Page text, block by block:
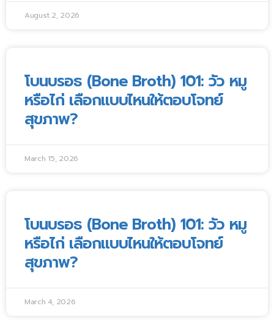
August 2, 2026
โบนบรอธ (Bone Broth) 101: วัว หมู
หรือไก่ เลือกแบบไหนให้ตอบโจทย์
สุขภาพ?
March 15, 2026
โบนบรอธ (Bone Broth) 101: วัว หมู
หรือไก่ เลือกแบบไหนให้ตอบโจทย์
สุขภาพ?
March 4, 2026